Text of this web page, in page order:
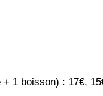
1 boisson) : 17€,